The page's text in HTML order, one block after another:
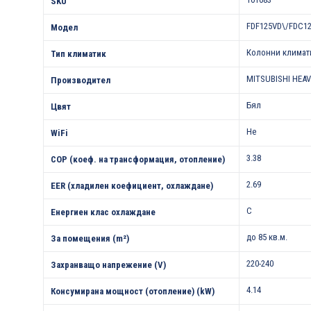
Модел FDF125VD\/
Тип климатик Колонни
Производител MITSUBISHI
Цвят Бял
WiFi Не
COP (коеф. на трансформация, отопление) 3.38
EER (хладилен коефициент, охлаждане) 2.69
Енергиен клас охлаждане C
За помещения (m²) до 85 кв.м.
Захранващо напрежение (V) 220-240
Консумирана мощност (отопление) (kW) 4.14